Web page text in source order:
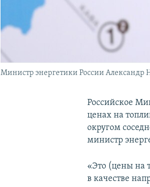
Министр энергетики России Александр
Российское
ценах на
округом
министр
«Это (цены на
в качестве